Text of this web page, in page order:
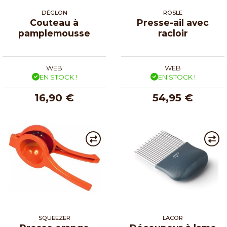
DÉGLON
Couteau à
pamplemousse
WEB
EN STOCK !
16,90 €
RÖSLE
Presse-ail avec
racloir
WEB
EN STOCK !
54,95 €
SQUEEZER LACOR